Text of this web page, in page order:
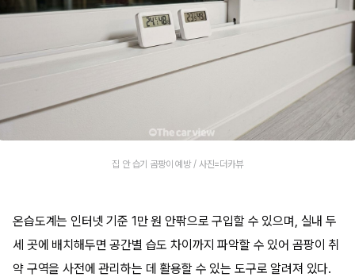
집 안 습기 곰팡이 예방 / 사진=더카뷰
온습도계는 인터넷 기준 1만 원 안팎으로 구입할 수 있으며, 실내 두
세 곳에 배치해두면 공간별 습도 차이까지 파악할 수 있어 곰팡이 취
약 구역을 사전에 관리하는 데 활용할 수 있는 도구로 알려져 있다.